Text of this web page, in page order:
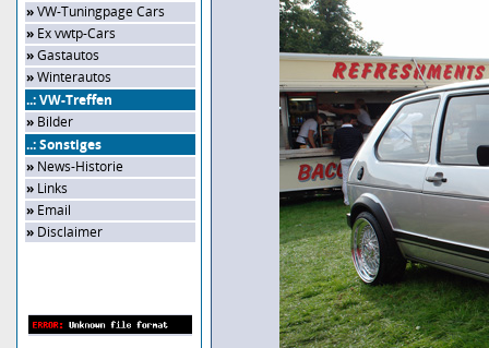
»VW-Tuningpage Cars
» Ex vwtp-Cars
»Gastautos
»Winterautos
..: VW-Treffen
» Bilder
..: Sonstiges
» News-Historie
» Links
» Email
» Disclaimer